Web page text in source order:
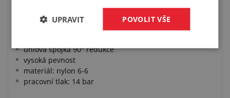
úhlová spojka 90° redukce
vysoká pevnost
materiál: nylon 6-6
pracovní tlak: 14 bar
POVOLIT VŠE
UPRAVIT